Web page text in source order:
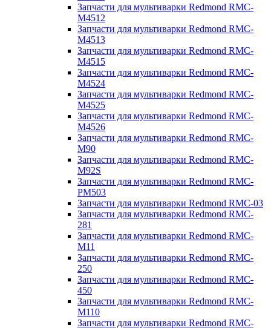
Запчасти для мультиварки Redmond RMC-
M4512
Запчасти для мультиварки Redmond RMC-
M4513
Запчасти для мультиварки Redmond RMC-
M4515
Запчасти для мультиварки Redmond RMC-
M4524
Запчасти для мультиварки Redmond RMC-
M4525
Запчасти для мультиварки Redmond RMC-
M4526
Запчасти для мультиварки Redmond RMC-
M90
Запчасти для мультиварки Redmond RMC-
M92S
Запчасти для мультиварки Redmond RMC-
PM503
Запчасти для мультиварки Redmond RMC-03
Запчасти для мультиварки Redmond RMC-
281
Запчасти для мультиварки Redmond RMC-
M11
Запчасти для мультиварки Redmond RMC-
250
Запчасти для мультиварки Redmond RMC-
450
Запчасти для мультиварки Redmond RMC-
M110
Запчасти для мультиварки Redmond RMC-